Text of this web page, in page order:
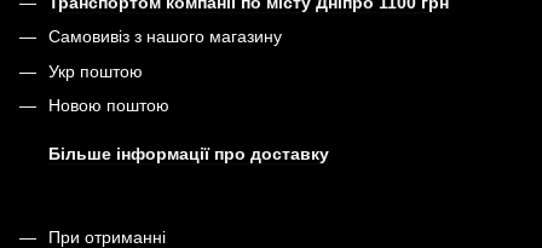
Самовивіз з нашого магазину
Укр поштою
Новою поштою
Більше інформації про доставку
При отриманні